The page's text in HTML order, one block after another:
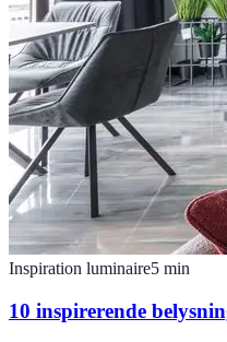
Inspiration luminaire5 min
10 inspirerende